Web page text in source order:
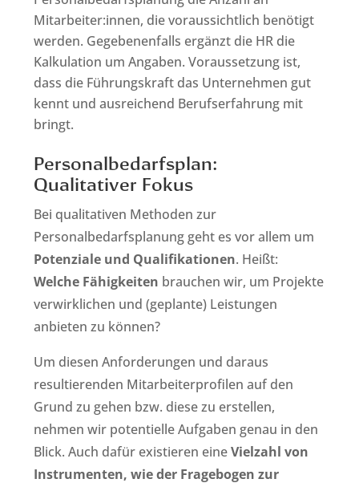
Mitarbeiter:innen, die voraussichtlich benötigt
werden. Gegebenenfalls ergänzt die HR die
Kalkulation um Angaben. Voraussetzung ist,
dass die Führungskraft das Unternehmen gut
kennt und ausreichend Berufserfahrung mit
bringt.
Personalbedarfsplan:
Qualitativer Fokus
Bei qualitativen Methoden zur
Personalbedarfsplanung geht es vor allem um
Potenziale und Qualifikationen. Heißt:
Welche Fähigkeiten brauchen wir, um Projekte
verwirklichen und (geplante) Leistungen
anbieten zu können?
Um diesen Anforderungen und daraus
resultierenden Mitarbeiterprofilen auf den
Grund zu gehen bzw. diese zu erstellen,
nehmen wir potentielle Aufgaben genau in den
Blick. Auch dafür existieren eineVielzahl von
Instrumenten, wie der Fragebogen zur